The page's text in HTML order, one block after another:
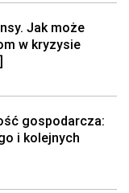
Jak może
w kryzysie
gospodarcza:
i kolejnych